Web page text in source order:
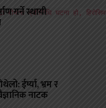
प्रतिनिधि घटना हो,
गर्ने स्थायी
ईर्ष्या, भ्रम र
नाटक